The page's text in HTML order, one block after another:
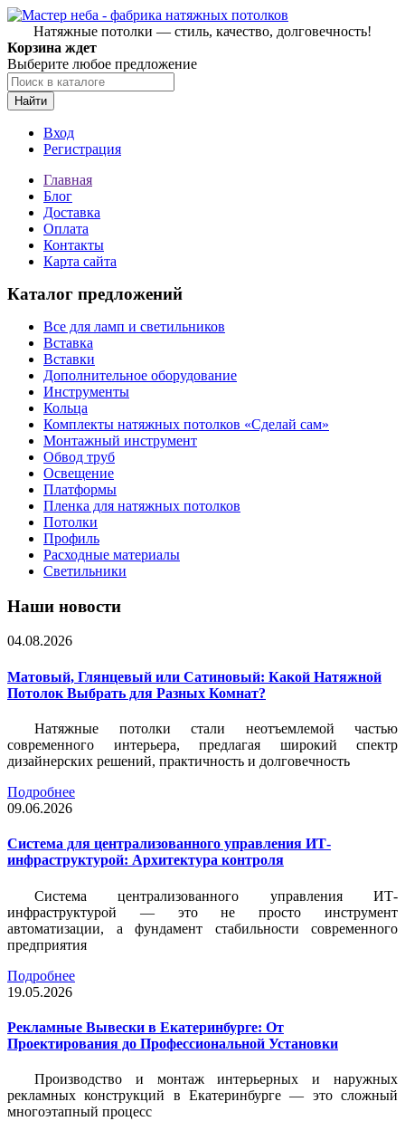
Натяжные потолки — стиль, качество, долговечность!
Корзина ждет
Выберите любое предложение
Найти
Вход
Регистрация
Главная
Блог
Доставка
Оплата
Контакты
Карта сайта
Каталог предложений
Все для ламп и светильников
Вставка
Вставки
Дополнительное оборудование
Инструменты
Кольца
Комплекты натяжных потолков «Сделай сам»
Монтажный инструмент
Обвод труб
Освещение
Платформы
Пленка для натяжных потолков
Потолки
Профиль
Расходные материалы
Светильники
Наши новости
04.08.2026
Матовый, Глянцевый или Сатиновый: Какой Натяжной
Потолок Выбрать для Разных Комнат?
Натяжные потолки стали неотъемлемой частью
современного интерьера, предлагая широкий спектр
дизайнерских решений, практичность и долговечность
Подробнее
09.06.2026
Система для централизованного управления ИТ-
инфраструктурой: Архитектура контроля
Система централизованного управления ИТ-
инфраструктурой — это не просто инструмент
автоматизации, а фундамент стабильности современного
предприятия
Подробнее
19.05.2026
Рекламные Вывески в Екатеринбурге: От
Проектирования до Профессиональной Установки
Производство и монтаж интерьерных и наружных
рекламных конструкций в Екатеринбурге — это сложный
многоэтапный процесс